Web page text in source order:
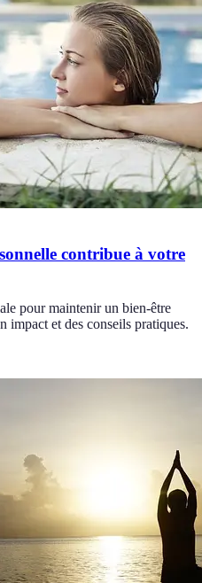
contribue à votre
pour maintenir un bien-être
et des conseils pratiques.